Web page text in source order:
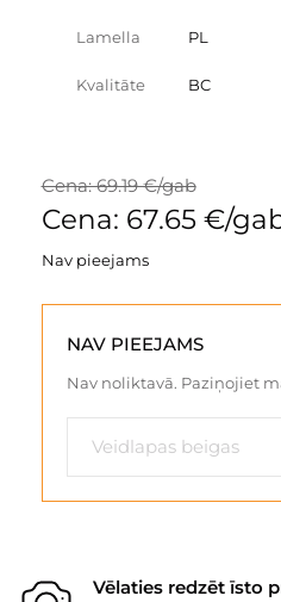
Lamella PL
Kvalitāte BC
Cena: 69.19 €/gab
Cena: 67.65 €/
Nav pieejams
NAV PIEEJAMS
Nav noliktavā. Paziņojiet
Vēlaties redzēt īsto